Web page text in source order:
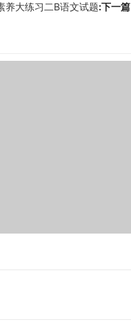
大练习二B语文试题:下一篇